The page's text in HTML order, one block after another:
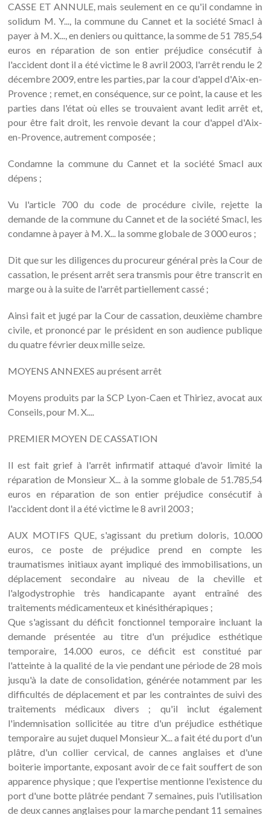
CASSE ET ANNULE, mais seulement en ce qu'il condamne in
solidum M. Y..., la commune du Cannet et la société Smacl à
payer à M. X..., en deniers ou quittance, la somme de 51 785,54
euros en réparation de son entier préjudice consécutif à
l'accident dont il a été victime le 8 avril 2003, l'arrêt rendu le 2
décembre 2009, entre les parties, par la cour d'appel d'Aix-en-
Provence ; remet, en conséquence, sur ce point, la cause et les
parties dans l'état où elles se trouvaient avant ledit arrêt et,
pour être fait droit, les renvoie devant la cour d'appel d'Aix-
en-Provence, autrement composée ;
Condamne la commune du Cannet et la société Smacl aux
dépens ;
Vu l'article 700 du code de procédure civile, rejette la
demande de la commune du Cannet et de la société Smacl, les
condamne à payer à M. X... la somme globale de 3 000 euros ;
Dit que sur les diligences du procureur général près la Cour de
cassation, le présent arrêt sera transmis pour être transcrit en
marge ou à la suite de l'arrêt partiellement cassé ;
Ainsi fait et jugé par la Cour de cassation, deuxième chambre
civile, et prononcé par le président en son audience publique
du quatre février deux mille seize.
MOYENS ANNEXES au présent arrêt
Moyens produits par la SCP Lyon-Caen et Thiriez, avocat aux
Conseils, pour M. X....
PREMIER MOYEN DE CASSATION
Il est fait grief à l'arrêt infirmatif attaqué d'avoir limité la
réparation de Monsieur X... à la somme globale de 51.785,54
euros en réparation de son entier préjudice consécutif à
l'accident dont il a été victime le 8 avril 2003 ;
AUX MOTIFS QUE, s'agissant du pretium doloris, 10.000
euros, ce poste de préjudice prend en compte les
traumatismes initiaux ayant impliqué des immobilisations, un
déplacement secondaire au niveau de la cheville et
l'algodystrophie très handicapante ayant entraîné des
traitements médicamenteux et kinésithérapiques ;
Que s'agissant du déficit fonctionnel temporaire incluant la
demande présentée au titre d'un préjudice esthétique
temporaire, 14.000 euros, ce déficit est constitué par
l'atteinte à la qualité de la vie pendant une période de 28 mois
jusqu'à la date de consolidation, générée notamment par les
difficultés de déplacement et par les contraintes de suivi des
traitements médicaux divers ; qu'il inclut également
l'indemnisation sollicitée au titre d'un préjudice esthétique
temporaire au sujet duquel Monsieur X... a fait été du port d'un
plâtre, d'un collier cervical, de cannes anglaises et d'une
boiterie importante, exposant avoir de ce fait souffert de son
apparence physique ; que l'expertise mentionne l'existence du
port d'une botte plâtrée pendant 7 semaines, puis l'utilisation
de deux cannes anglaises pour la marche pendant 11 semaines